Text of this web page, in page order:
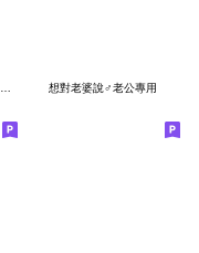
鯊魚貓貓✩每天都想你100遍 想對老婆說♂老公專用